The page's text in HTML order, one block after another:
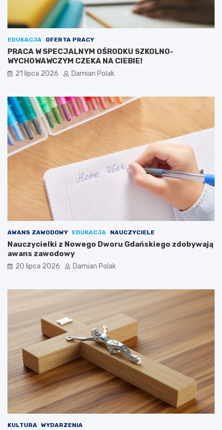
EDUKACJA OFERTA PRACY
PRACA W SPECJALNYM OŚRODKU SZKOLNO-
WYCHOWAWCZYM CZEKA NA CIEBIE!
21 lipca 2026 Damian Polak
AWANS ZAWODOWY EDUKACJA NAUCZYCIELE
Nauczycielki z Nowego Dworu Gdańskiego zdobywają
awans zawodowy
20 lipca 2026 Damian Polak
KULTURA WYDARZENIA